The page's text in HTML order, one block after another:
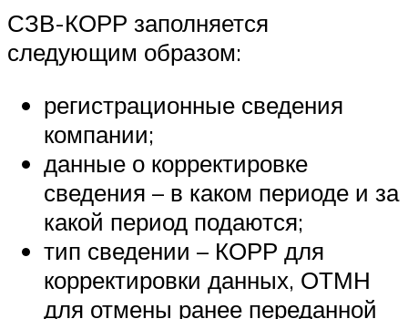
СЗВ-КОРР заполняется
следующим образом:
регистрационные сведения
компании;
данные о корректировке
сведения – в каком периоде и за
какой период подаются;
тип сведении – КОРР для
корректировки данных, ОТМН
для отмены ранее переданной